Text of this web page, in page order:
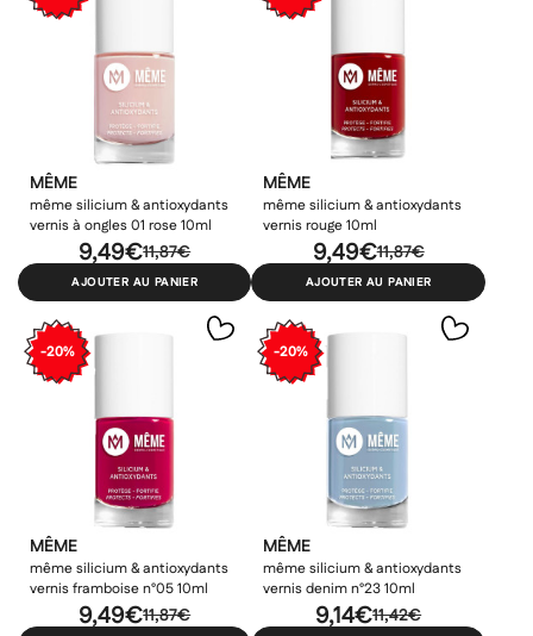
MÊME
même silicium & antioxydants
vernis à ongles 01 rose 10ml
11,87€
9,49€
AJOUTER AU PANIER
MÊME
même silicium & antioxydants
vernis rouge 10ml
11,87€
9,49€
AJOUTER AU PANIER
-20%
MÊME
même silicium & antioxydants
vernis framboise n°05 10ml
11,87€
9,49€
-20%
MÊME
même silicium & antioxydants
vernis denim n°23 10ml
11,42€
9,14€